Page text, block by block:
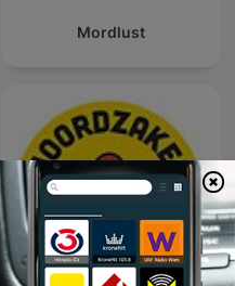
Mordlust